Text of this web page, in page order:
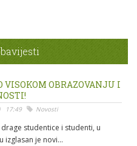
VISOKOM OBRAZOVANJU I
17:49 Novosti
studentice i studenti, u
izglasan je novi...